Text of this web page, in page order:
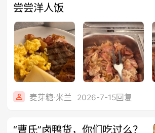
尝尝洋人饭
麦芽糖·米兰 2026-7-15回复
“曹氏”卤鸭货，你们吃过么？